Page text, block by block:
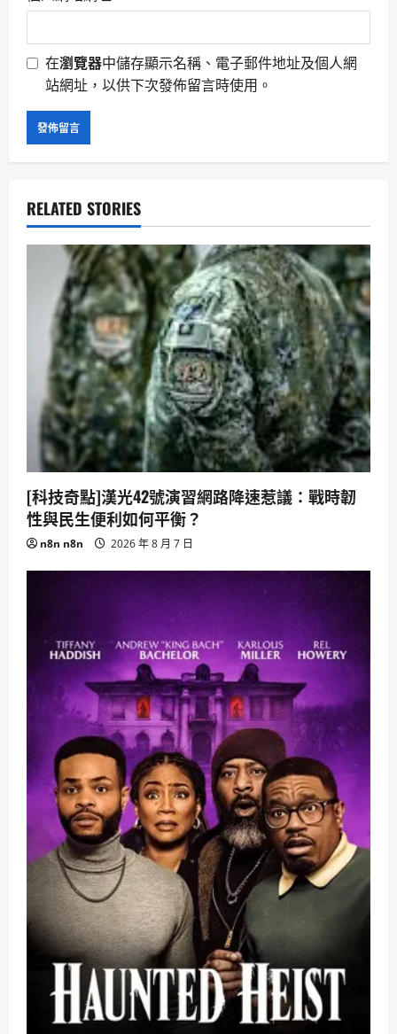
在瀏覽器中儲存顯示名稱、電子郵件地址及個人網
站網址，以供下次發佈留言時使用。
RELATED STORIES
[科技奇點]漢光42號演習網路降速惹議：戰時韌
性與民生便利如何平衡？
n8n n8n 2026 年 8 月 7 日